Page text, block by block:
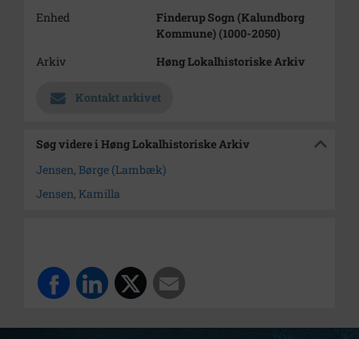
Enhed
Finderup Sogn (Kalundborg
Kommune) (1000-2050)
Arkiv
Høng Lokalhistoriske Arkiv
Kontakt arkivet
Søg videre i Høng Lokalhistoriske Arkiv
Jensen, Børge (Lambæk)
Jensen, Kamilla